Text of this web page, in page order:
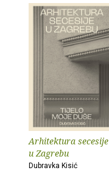
Arhitektura secesije
u Zagrebu
Dubravka Kisić